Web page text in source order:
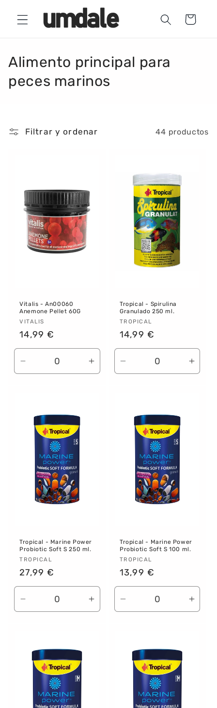
directamente
al contenido
Carrito
C
o
c
Alimento principal para
peces marinos
Filtrar y ordenar 44 productos
Vitalis - An00060
Anemone Pellet 60G
Proveedor:
VITALIS
Precio
habitual
14,99 €
Reducir
cantidad
Title
Aumentar
cantidad
Tropical - Spirulina
Granulado 250 ml.
Proveedor:
TROPICAL
Precio
habitual
14,99 €
Reducir
cantidad
Title
Tropical - Marine Power
Probiotic Soft S 250 ml.
Proveedor:
TROPICAL
Precio
habitual
27,99 €
Reducir
cantidad
Title
Aumentar
cantidad
Tropical - Marine Power
Probiotic Soft S 100 ml.
Proveedor:
TROPICAL
Precio
habitual
13,99 €
Reducir
cantidad
Title